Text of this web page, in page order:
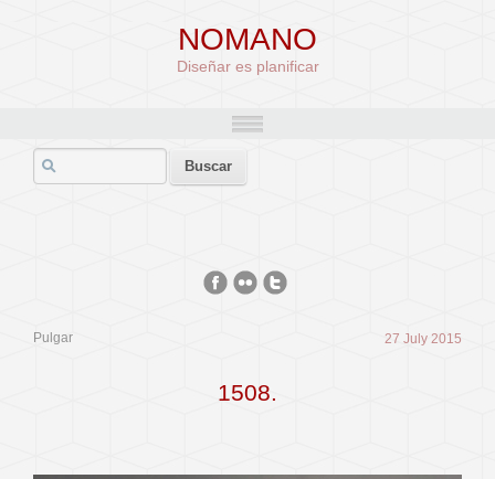
NOMANO
Diseñar es planificar
Pulgar 27 July 2015
1508.